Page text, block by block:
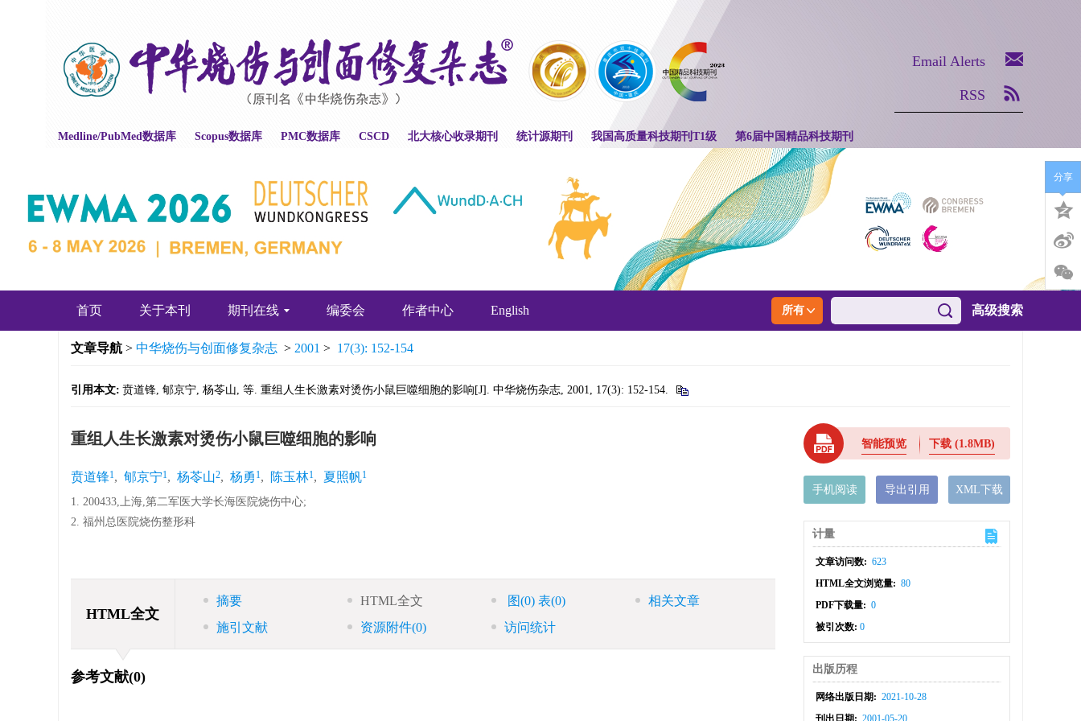
Medline/PubMed数据库 Scopus数据库 PMC数据库 CSCD 北大核心收录期刊 统计源期刊 我国高质量科技期刊T1级 第6届中国精品科技期刊
Email Alerts
RSS
首页 关于本刊 期刊在线 编委会 作者中心 English 高级搜索
文章导航 > 中华烧伤与创面修复杂志 > 2001 > 17(3): 152-154
引用本文: 贲道锋, 郇京宁, 杨苓山, 等. 重组人生长激素对烫伤小鼠巨噬细胞的影响[J]. 中华烧伤杂志, 2001, 17(3): 152-154.
重组人生长激素对烫伤小鼠巨噬细胞的影响
贲道锋1, 郇京宁1, 杨苓山2, 杨勇 1, 陈玉林1, 夏照帆1
1. 200433,上海,第二军医大学长海医院烧伤中心;
2. 福州总医院烧伤整形科
HTML全文
摘要 HTML全文 图(0) 表(0)
相关文章
施引文献
资源附件(0) 访问统计
参考文献(0)
智能预览 下载(1.8MB)
手机阅读 导出引用 XML下载
计量
文章访问数: 623
HTML全文浏览量: 80
PDF下载量: 0
被引次数:0
出版历程
网络出版日期: 2021-10-28
分享